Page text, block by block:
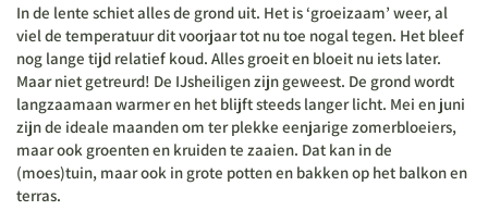
In de lente schiet alles de grond uit. Het is ‘groeizaam’ weer, al
viel de temperatuur dit voorjaar tot nu toe nogal tegen. Het bleef
nog lange tijd relatief koud. Alles groeit en bloeit nu iets later.
Maar niet getreurd! De IJsheiligen zijn geweest. De grond wordt
langzaamaan warmer en het blijft steeds langer licht. Mei en juni
zijn de ideale maanden om ter plekke eenjarige zomerbloeiers,
maar ook groenten en kruiden te zaaien. Dat kan in de
(moes)tuin, maar ook in grote potten en bakken op het balkon en
terras.